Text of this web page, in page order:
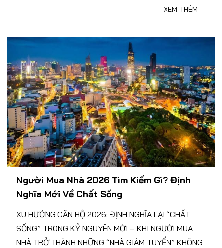
XEM THÊM
Người Mua Nhà 2026 Tìm Kiếm Gì? Định
Nghĩa Mới Về Chất Sống
XU HƯỚNG CĂN HỘ 2026: ĐỊNH NGHĨA LẠI “CHẤT
SỐNG” TRONG KỶ NGUYÊN MỚI – KHI NGƯỜI MUA
NHÀ TRỞ THÀNH NHỮNG “NHÀ GIÁM TUYỂN” KHÔNG